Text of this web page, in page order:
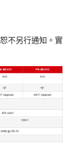
不另行通知。實